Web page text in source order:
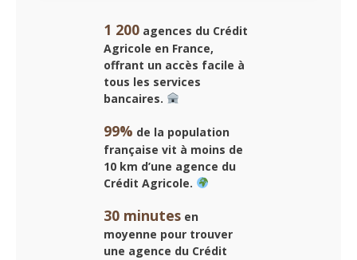
1 200 agences du Crédit
Agricole en France,
offrant un accès facile à
tous les services
bancaires.
99% de la population
française vit à moins de
10 km d’une agence du
Crédit Agricole.
30 minutes en
moyenne pour trouver
une agence du Crédit